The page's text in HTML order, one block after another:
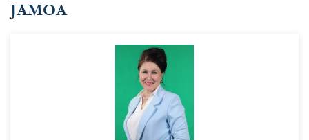
JAMOA